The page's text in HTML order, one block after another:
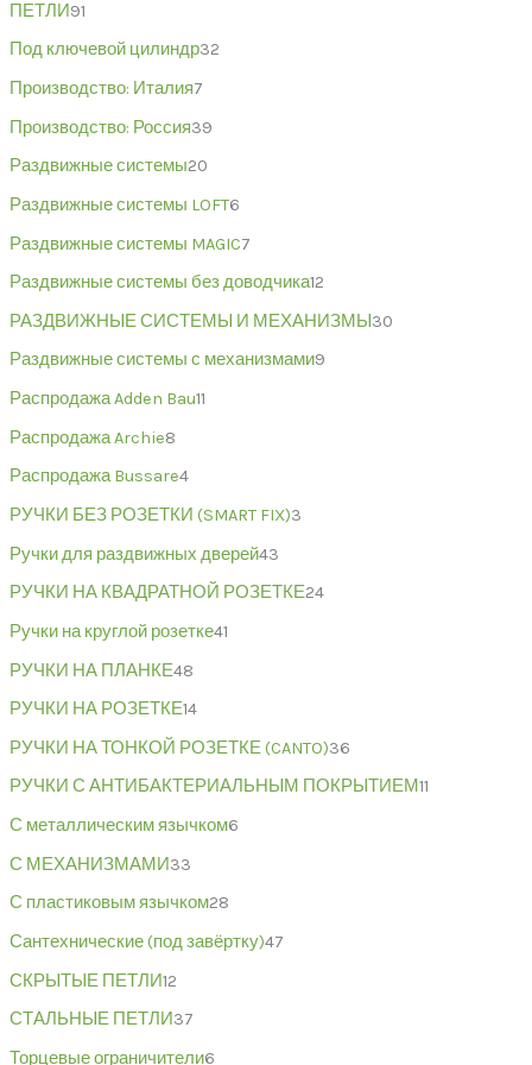
ПЕТЛИ91
Под ключевой цилиндр32
Производство: Италия7
Производство: Россия39
Раздвижные системы20
Раздвижные системы LOFT6
Раздвижные системы MAGIC7
Раздвижные системы без доводчика12
РАЗДВИЖНЫЕ СИСТЕМЫ И МЕХАНИЗМЫ 30
Раздвижные системы с механизмами9
Распродажа Adden Bau11
Распродажа Archie8
Распродажа Bussare4
РУЧКИ БЕЗ РОЗЕТКИ (SMART FIX)3
Ручки для раздвижных дверей43
РУЧКИ НА КВАДРАТНОЙ РОЗЕТКЕ24
Ручки на круглой розетке41
РУЧКИ НА ПЛАНКЕ48
РУЧКИ НА РОЗЕТКЕ14
РУЧКИ НА ТОНКОЙ РОЗЕТКЕ (CANTO)36
РУЧКИ С АНТИБАКТЕРИАЛЬНЫМ ПОКРЫТИЕМ11
С металлическим язычком6
С МЕХАНИЗМАМИ33
С пластиковым язычком28
Сантехнические (под завёртку)47
СКРЫТЫЕ ПЕТЛИ12
СТАЛЬНЫЕ ПЕТЛИ37
Торцевые ограничители6